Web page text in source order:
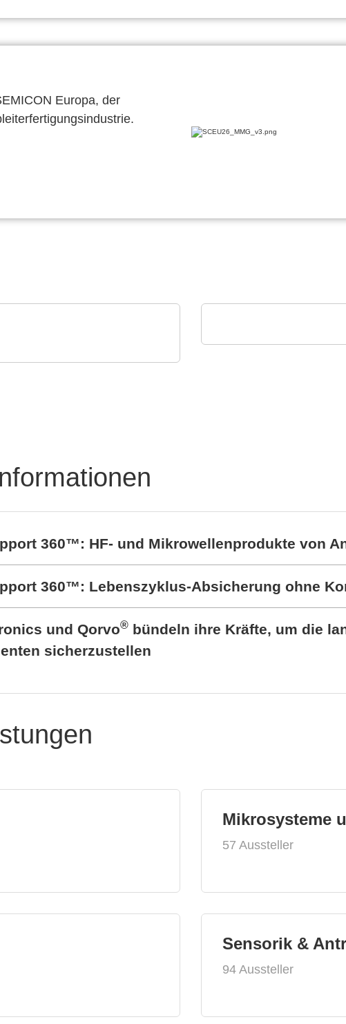
Europa, der
360™: HF- und Mikrowellenprodukte von
360™: Lebenszyklus-Absicherung ohne
und Qorvo® bündeln ihre Kräfte, um die
sicherzustellen
Mikrosysteme
57 Aussteller
Sensorik &
94 Aussteller